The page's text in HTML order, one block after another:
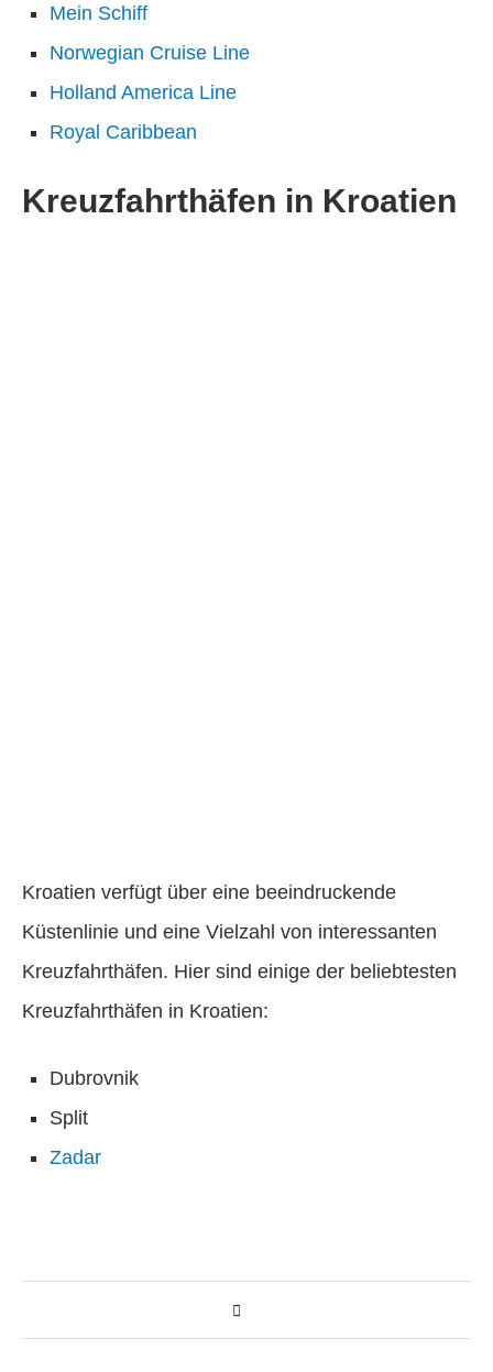
Mein Schiff
Norwegian Cruise Line
Holland America Line
Royal Caribbean
Kreuzfahrthäfen in Kroatien
Kroatien verfügt über eine beeindruckende
Küstenlinie und eine Vielzahl von interessanten
Kreuzfahrthäfen. Hier sind einige der beliebtesten
Kreuzfahrthäfen in Kroatien:
Dubrovnik
Split
Zadar